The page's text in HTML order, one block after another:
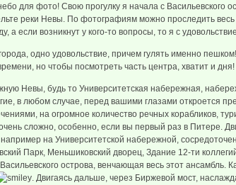
для фото! Свою прогулку я начала с Васильевского
реки Невы. По фотографиям можно проследить
а если возникнут у кого-то вопросы, то я с
одно удовольствие, причем гулять именно
но чтобы посмотреть часть центра, хватит и дня!
Невы, будь то Университетская набережная,
в любом случае, перед вашими глазами откроется
на огромное количество речных корабликов,
сложно, особенно, если вы первый раз в Питере.
на Университетской набережной,
Парк, Меньшиковский дворец, Здание 12-ти
острова, венчающая весь этот ансамбль.
. Двигаясь дальше, через Биржевой мост,